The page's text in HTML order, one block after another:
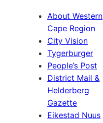
About Western
Cape Region
City Vision
Tygerburger
People’s Post
District Mail &
Helderberg
Gazette
Eikestad Nuus